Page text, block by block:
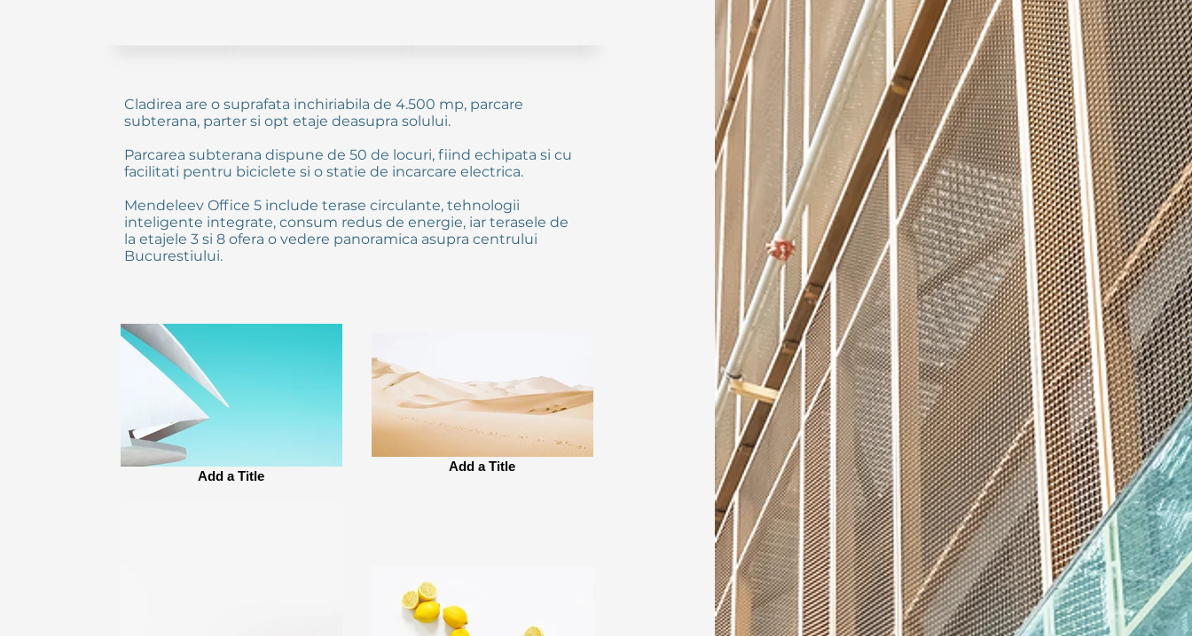
Cladirea are o suprafata inchiriabila de 4.500 mp, parcare
subterana, parter si opt etaje deasupra solului.
Parcarea subterana dispune de 50 de locuri, fiind echipata si cu
facilitati pentru biciclete si o statie de incarcare electrica.
Mendeleev Office 5 include terase circulante, tehnologii
inteligente integrate, consum redus de energie, iar terasele de
la etajele 3 si 8 ofera o vedere panoramica asupra centrului
Bucurestiului.
Add a Title
Add a Title